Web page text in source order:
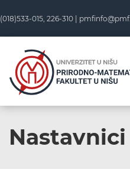
(018)533-015, 226-310 |